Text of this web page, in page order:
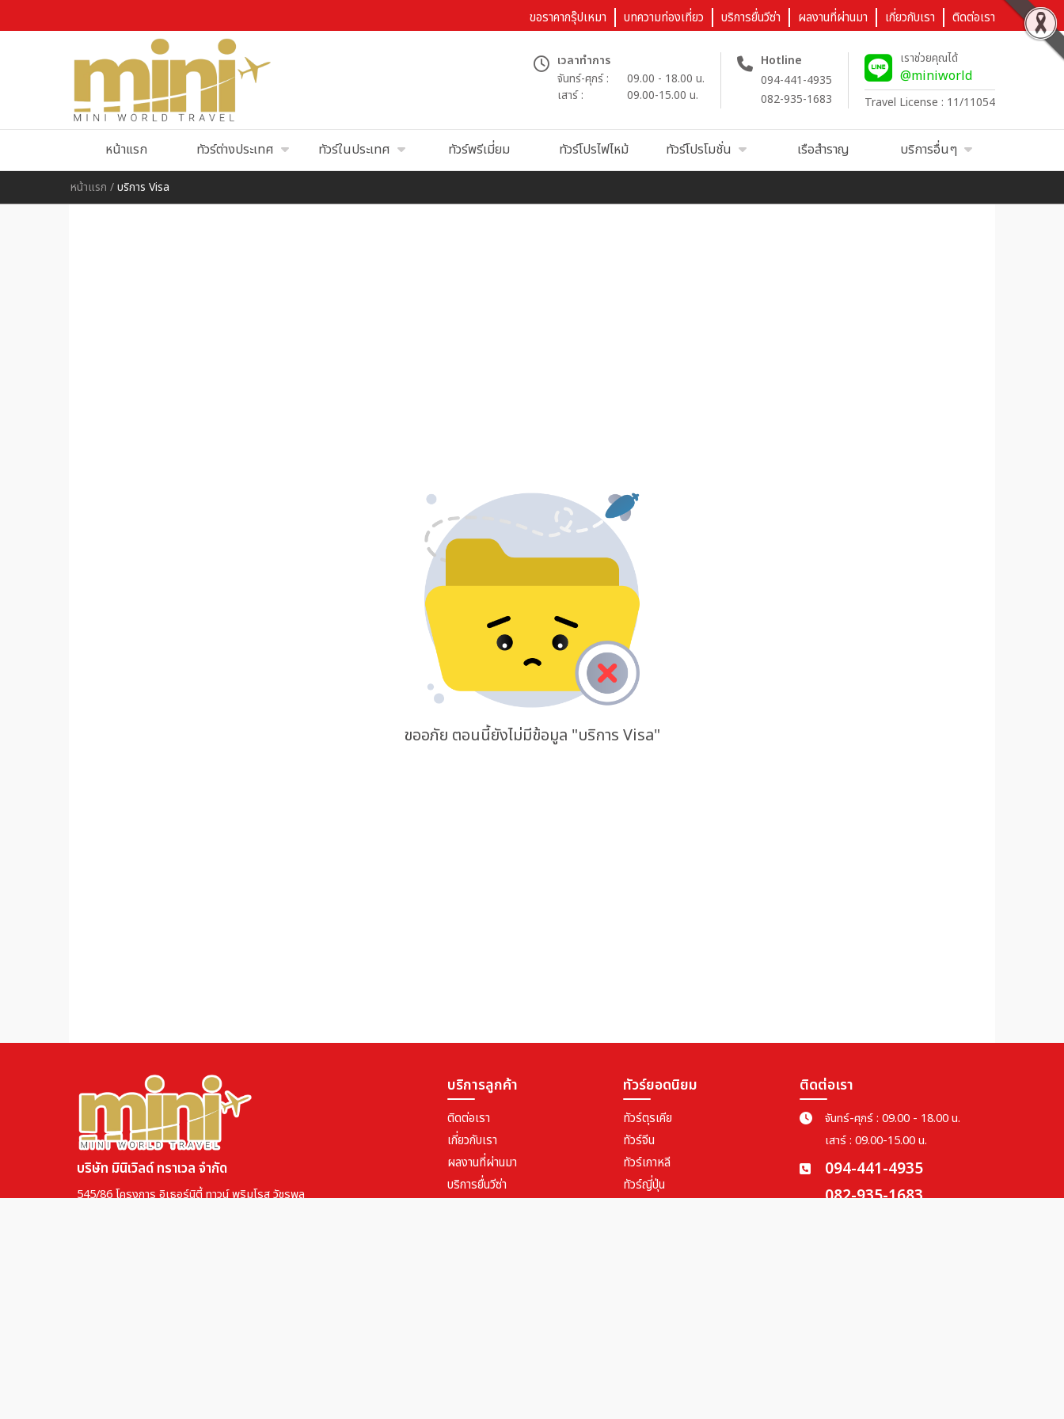
ขอราคากรุ๊ปเหมา บทความท่องเที่ยว บริการยื่นวีซ่า ผลงานที่ผ่านมา เกี่ยวกับเรา ติดต่อเรา
เวลาทำการ
จันทร์-ศุกร์ :
09.00 - 18.00 น.
เสาร์ :
09.00-15.00 น.
Hotline
094-441-4935
082-935-1683
เราช่วยคุณได้
@miniworld
Travel License : 11/11054
หน้าแรก ทัวร์ต่างประเทศ ทัวร์ในประเทศ ทัวร์พรีเมี่ยม ทัวร์โปรไฟไหม้ ทัวร์โปรโมชั่น เรือสำราญ บริการอื่นๆ
หน้าแรก /บริการ Visa
ขออภัย ตอนนี้ยังไม่มีข้อมูล "บริการ Visa"
บริษัท มินิเวิลด์ ทราเวล จำกัด
545/86 โครงการ อิเธอร์นิตี้ ทาวน์ พริมโรส วัชรพล
บริการลูกค้า
ติดต่อเรา
เกี่ยวกับเรา
ผลงานที่ผ่านมา
บริการยื่นวีซ่า
ทัวร์ยอดนิยม
ทัวร์ตุรเคีย
ทัวร์จีน
ทัวร์เกาหลี
ทัวร์ญี่ปุ่น
ติดต่อเรา
จันทร์-ศุกร์ : 09.00 - 18.00 น.
เสาร์ : 09.00-15.00 น.
094-441-4935
082-935-1683